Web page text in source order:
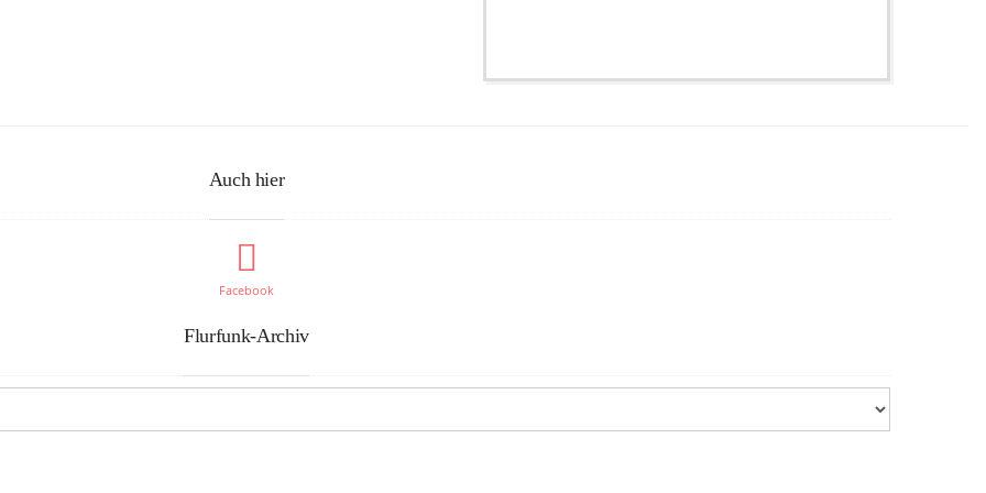
Auch hier
Facebook
Flurfunk-Archiv